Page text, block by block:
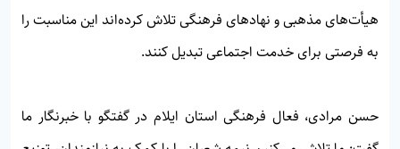
هیأت‌های مذهبی و نهادهای فرهنگی تلاش کرده‌اند این مناسبت را
به فرصتی برای خدمت اجتماعی تبدیل کنند.
حسن مرادی، فعال فرهنگی استان ایلام در گفتگو با خبرنگار ما